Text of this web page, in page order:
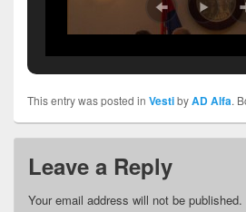
This entry was posted in VestibyAD Alfa.
Leave a Reply
Your email address will not be published.